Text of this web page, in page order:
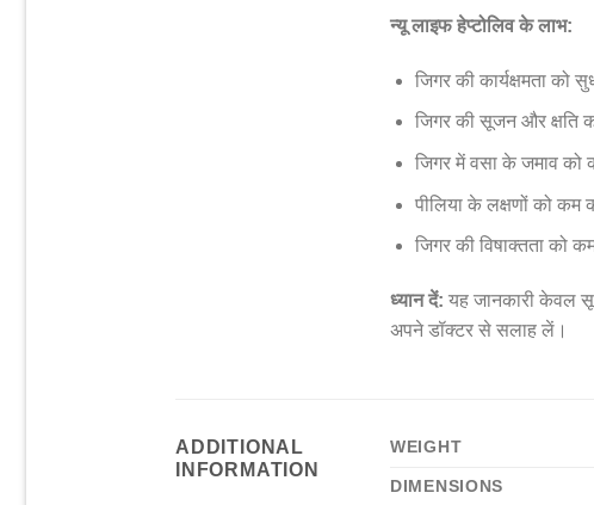
न्यू लाइफ हेप्टोलिव के लाभ:
जिगर की कार्यक्षमता को
जिगर की सूजन और क्षति
जिगर में वसा के जमाव को
पीलिया के लक्षणों को कम
जिगर की विषाक्तता को
ध्यान दें: यह जानकारी केवल
अपने डॉक्टर से सलाह लें।
ADDITIONAL
INFORMATION
WEIGHT
DIMENSIONS